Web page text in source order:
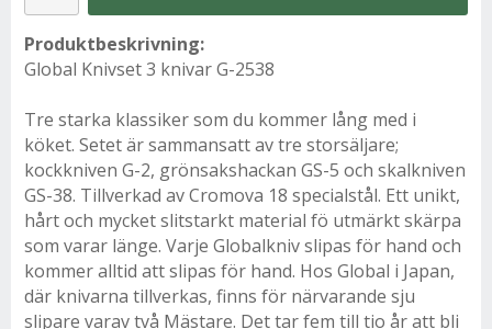
Produktbeskrivning:
Global Knivset 3 knivar G-2538
Tre starka klassiker som du kommer lång med i
köket. Setet är sammansatt av tre storsäljare;
kockkniven G-2, grönsakshackan GS-5 och skalkniven
GS-38. Tillverkad av Cromova 18 specialstål. Ett unikt,
hårt och mycket slitstarkt material fö utmärkt skärpa
som varar länge. Varje Globalkniv slipas för hand och
kommer alltid att slipas för hand. Hos Global i Japan,
där knivarna tillverkas, finns för närvarande sju
slipare varav två Mästare. Det tar fem till tio år att bli